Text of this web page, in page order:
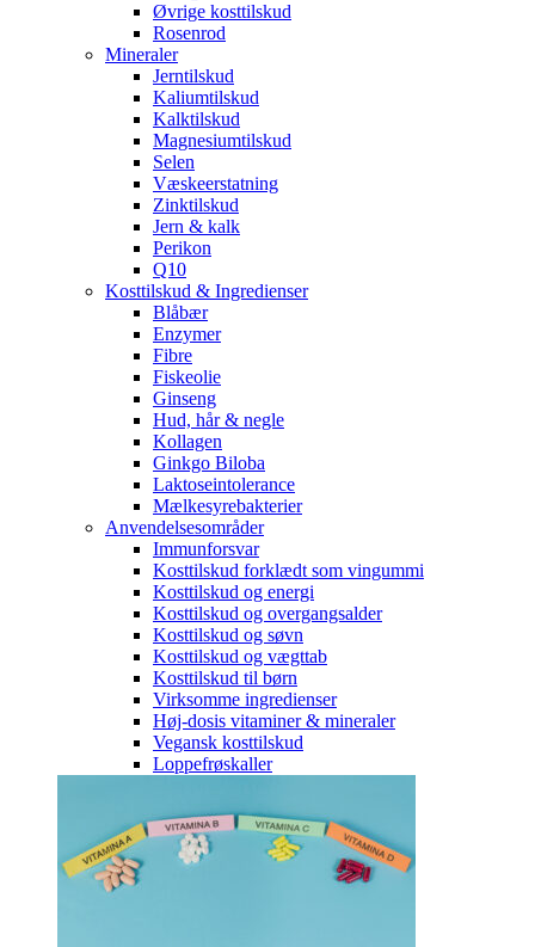
Øvrige kosttilskud
Rosenrod
Mineraler
Jerntilskud
Kaliumtilskud
Kalktilskud
Magnesiumtilskud
Selen
Væskeerstatning
Zinktilskud
Jern & kalk
Perikon
Q10
Kosttilskud & Ingredienser
Blåbær
Enzymer
Fibre
Fiskeolie
Ginseng
Hud, hår & negle
Kollagen
Ginkgo Biloba
Laktoseintolerance
Mælkesyrebakterier
Anvendelsesområder
Immunforsvar
Kosttilskud forklædt som vingummi
Kosttilskud og energi
Kosttilskud og overgangsalder
Kosttilskud og søvn
Kosttilskud og vægttab
Kosttilskud til børn
Virksomme ingredienser
Høj-dosis vitaminer & mineraler
Vegansk kosttilskud
Loppefrøskaller